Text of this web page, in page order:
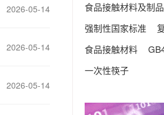
2026-05-14
2026-05-14
2026-05-14
食品接触材料及制
强制性国家标准
食品接触材料
一次性筷子